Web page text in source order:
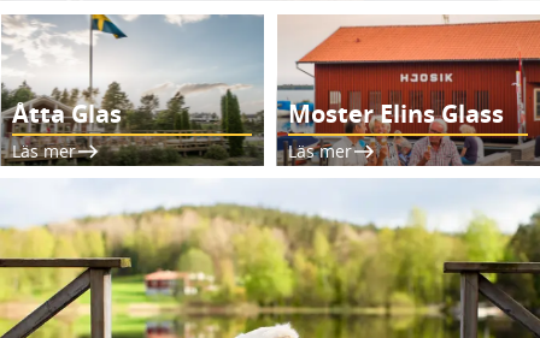
Åtta Glas
Läs mer
Moster Elins Glass
Läs mer